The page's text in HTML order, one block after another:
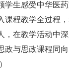
生感受中华医药
课程教学全过程
，在教学活动中
政与思政课程同